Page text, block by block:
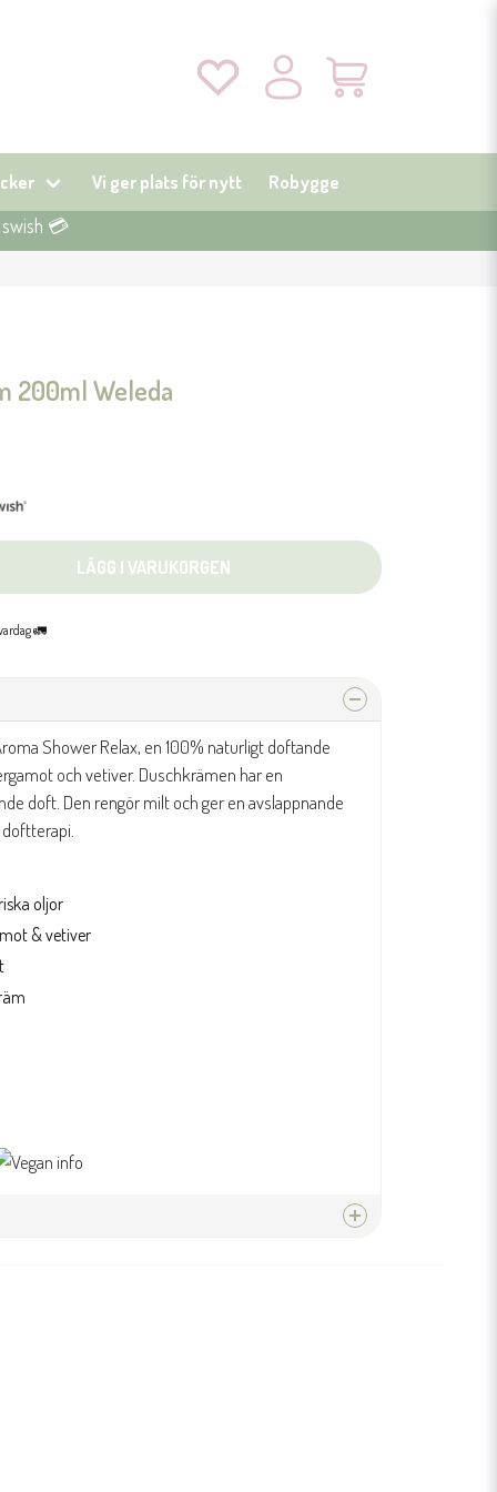
Vi ger plats för nytt Robygge
swish 💳
200ml Weleda
LÄGG I VARUKORGEN
🚛
Shower Relax, en 100% naturligt doftande
och vetiver. Duschkrämen har en
doft. Den rengör milt och ger en avslappnande
oljor
& vetiver